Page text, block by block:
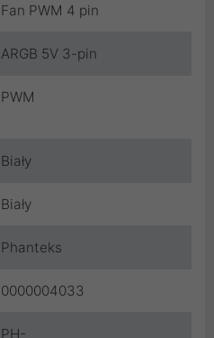
Fan PWM 4 pin
ARGB 5V 3-pin
PWM
Biały
Biały
Phanteks
0000004033
PH-